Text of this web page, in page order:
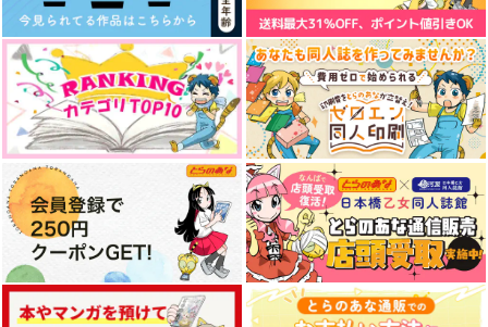
サンプル
作品詳細
サンプル
作品詳細
サンプル
作品詳細